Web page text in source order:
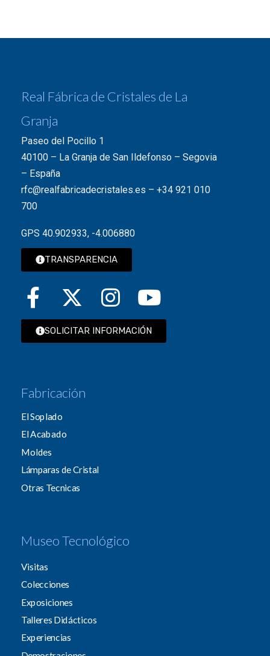
Real Fábrica de Cristales de La
Granja
Paseo del Pocillo 1
40100 – La Granja de San Ildefonso – Segovia
– España
rfc@realfabricadecristales.es – +34 921 010
700
GPS 40.902933, -4.006880
TRANSPARENCIA
SOLICITAR INFORMACIÓN
Fabricación
El Soplado
El Acabado
Moldes
Lámparas de Cristal
Otras Tecnicas
Museo Tecnológico
Visitas
Colecciones
Exposiciones
Talleres Didácticos
Experiencias